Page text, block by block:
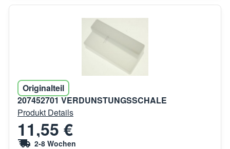
Originalteil
207452701 VERDUNSTUNGSSCHALE
Produkt Details
11,55 €
2-8 Wochen